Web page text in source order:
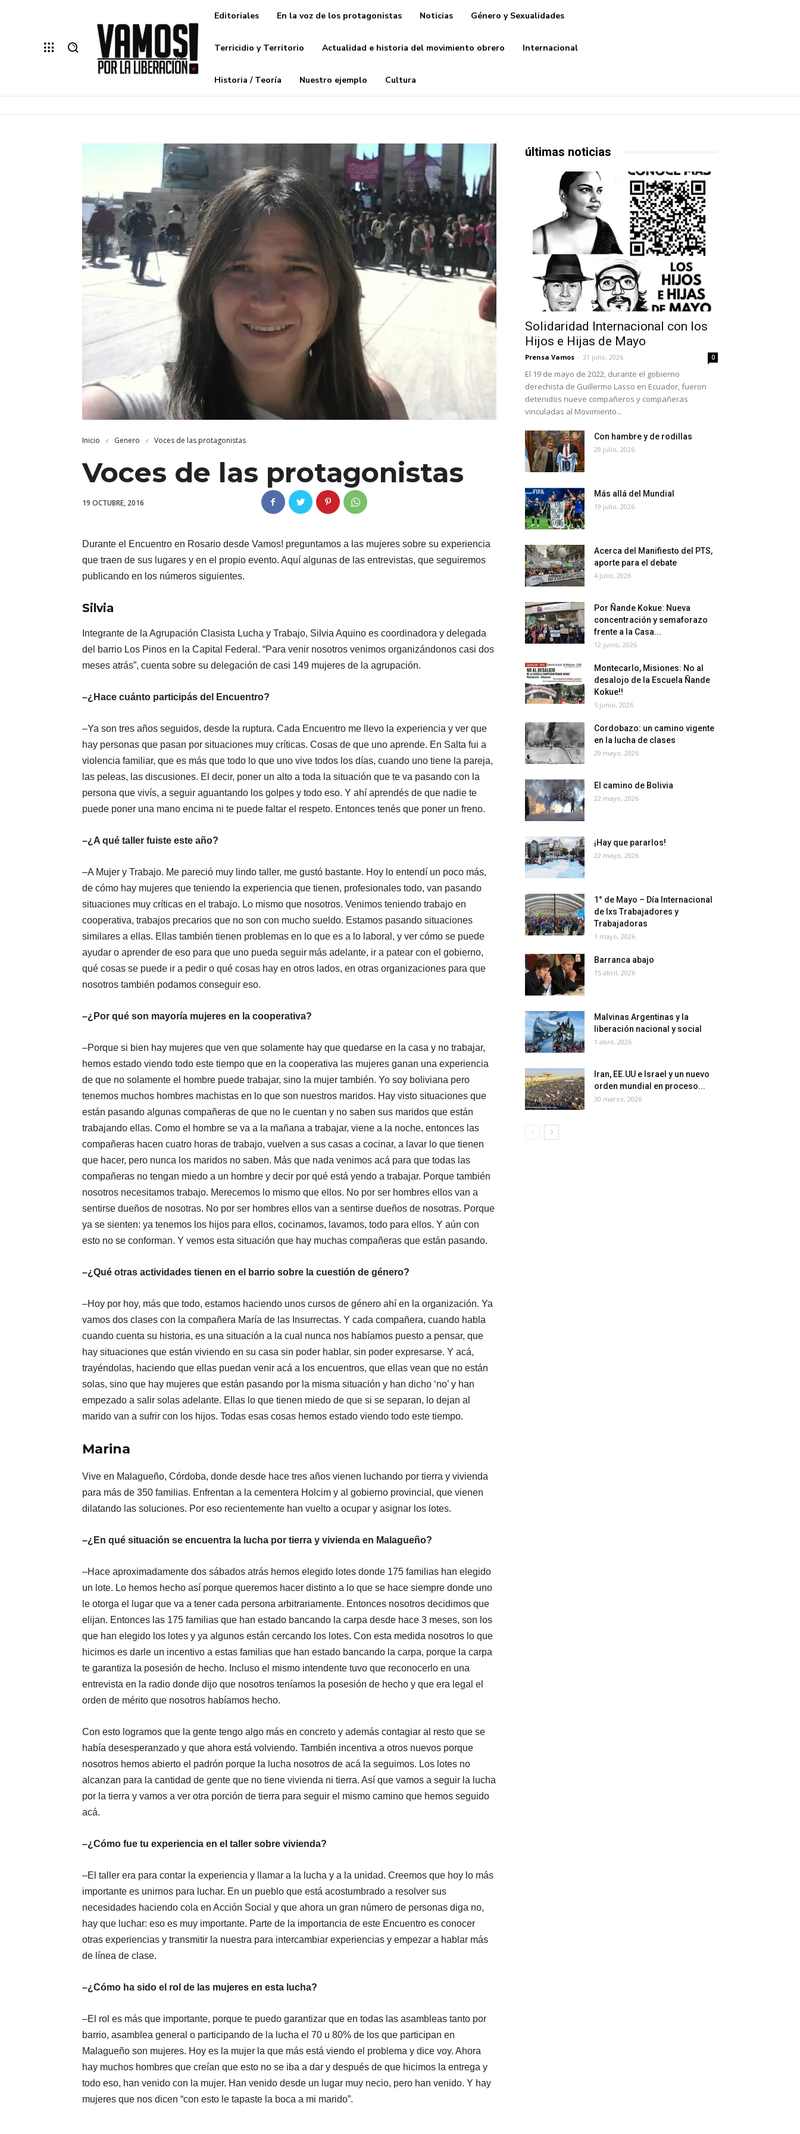
Editoriales En la voz de los protagonistas Noticias Género y Sexualidades
Terricidio y Territorio Actualidad e historia del movimiento obrero Internacional
Historia / Teoría Nuestro ejemplo Cultura
Inicio Genero Voces de las protagonistas
Voces de las protagonistas
19 OCTUBRE, 2016
Durante el Encuentro en Rosario desde Vamos! preguntamos a las mujeres sobre su experiencia
que traen de sus lugares y en el propio evento. Aquí algunas de las entrevistas, que seguiremos
publicando en los números siguientes.
Silvia
Integrante de la Agrupación Clasista Lucha y Trabajo, Silvia Aquino es coordinadora y delegada
del barrio Los Pinos en la Capital Federal. “Para venir nosotros venimos organizándonos casi dos
meses atrás”, cuenta sobre su delegación de casi 149 mujeres de la agrupación.
–¿Hace cuánto participás del Encuentro?
–Ya son tres años seguidos, desde la ruptura. Cada Encuentro me llevo la experiencia y ver que
hay personas que pasan por situaciones muy críticas. Cosas de que uno aprende. En Salta fui a
violencia familiar, que es más que todo lo que uno vive todos los días, cuando uno tiene la pareja,
las peleas, las discusiones. El decir, poner un alto a toda la situación que te va pasando con la
persona que vivís, a seguir aguantando los golpes y todo eso. Y ahí aprendés de que nadie te
puede poner una mano encima ni te puede faltar el respeto. Entonces tenés que poner un freno.
–¿A qué taller fuiste este año?
–A Mujer y Trabajo. Me pareció muy lindo taller, me gustó bastante. Hoy lo entendí un poco más,
de cómo hay mujeres que teniendo la experiencia que tienen, profesionales todo, van pasando
situaciones muy críticas en el trabajo. Lo mismo que nosotros. Venimos teniendo trabajo en
cooperativa, trabajos precarios que no son con mucho sueldo. Estamos pasando situaciones
similares a ellas. Ellas también tienen problemas en lo que es a lo laboral, y ver cómo se puede
ayudar o aprender de eso para que uno pueda seguir más adelante, ir a patear con el gobierno,
qué cosas se puede ir a pedir o qué cosas hay en otros lados, en otras organizaciones para que
nosotros también podamos conseguir eso.
–¿Por qué son mayoría mujeres en la cooperativa?
–Porque si bien hay mujeres que ven que solamente hay que quedarse en la casa y no trabajar,
hemos estado viendo todo este tiempo que en la cooperativa las mujeres ganan una experiencia
de que no solamente el hombre puede trabajar, sino la mujer también. Yo soy boliviana pero
tenemos muchos hombres machistas en lo que son nuestros maridos. Hay visto situaciones que
están pasando algunas compañeras de que no le cuentan y no saben sus maridos que están
trabajando ellas. Como el hombre se va a la mañana a trabajar, viene a la noche, entonces las
compañeras hacen cuatro horas de trabajo, vuelven a sus casas a cocinar, a lavar lo que tienen
que hacer, pero nunca los maridos no saben. Más que nada venimos acá para que todas las
compañeras no tengan miedo a un hombre y decir por qué está yendo a trabajar. Porque también
nosotros necesitamos trabajo. Merecemos lo mismo que ellos. No por ser hombres ellos van a
sentirse dueños de nosotras. No por ser hombres ellos van a sentirse dueños de nosotras. Porque
ya se sienten: ya tenemos los hijos para ellos, cocinamos, lavamos, todo para ellos. Y aún con
esto no se conforman. Y vemos esta situación que hay muchas compañeras que están pasando.
–¿Qué otras actividades tienen en el barrio sobre la cuestión de género?
–Hoy por hoy, más que todo, estamos haciendo unos cursos de género ahí en la organización. Ya
vamos dos clases con la compañera María de las Insurrectas. Y cada compañera, cuando habla
cuando cuenta su historia, es una situación a la cual nunca nos habíamos puesto a pensar, que
hay situaciones que están viviendo en su casa sin poder hablar, sin poder expresarse. Y acá,
trayéndolas, haciendo que ellas puedan venir acá a los encuentros, que ellas vean que no están
solas, sino que hay mujeres que están pasando por la misma situación y han dicho ‘no’ y han
empezado a salir solas adelante. Ellas lo que tienen miedo de que si se separan, lo dejan al
marido van a sufrir con los hijos. Todas esas cosas hemos estado viendo todo este tiempo.
Marina
Vive en Malagueño, Córdoba, donde desde hace tres años vienen luchando por tierra y vivienda
para más de 350 familias. Enfrentan a la cementera Holcim y al gobierno provincial, que vienen
dilatando las soluciones. Por eso recientemente han vuelto a ocupar y asignar los lotes.
–¿En qué situación se encuentra la lucha por tierra y vivienda en Malagueño?
–Hace aproximadamente dos sábados atrás hemos elegido lotes donde 175 familias han elegido
un lote. Lo hemos hecho así porque queremos hacer distinto a lo que se hace siempre donde uno
le otorga el lugar que va a tener cada persona arbitrariamente. Entonces nosotros decidimos que
elijan. Entonces las 175 familias que han estado bancando la carpa desde hace 3 meses, son los
que han elegido los lotes y ya algunos están cercando los lotes. Con esta medida nosotros lo que
hicimos es darle un incentivo a estas familias que han estado bancando la carpa, porque la carpa
te garantiza la posesión de hecho. Incluso el mismo intendente tuvo que reconocerlo en una
entrevista en la radio donde dijo que nosotros teníamos la posesión de hecho y que era legal el
orden de mérito que nosotros habíamos hecho.
Con esto logramos que la gente tengo algo más en concreto y además contagiar al resto que se
había desesperanzado y que ahora está volviendo. También incentiva a otros nuevos porque
nosotros hemos abierto el padrón porque la lucha nosotros de acá la seguimos. Los lotes no
alcanzan para la cantidad de gente que no tiene vivienda ni tierra. Así que vamos a seguir la lucha
por la tierra y vamos a ver otra porción de tierra para seguir el mismo camino que hemos seguido
acá.
–¿Cómo fue tu experiencia en el taller sobre vivienda?
–El taller era para contar la experiencia y llamar a la lucha y a la unidad. Creemos que hoy lo más
importante es unirnos para luchar. En un pueblo que está acostumbrado a resolver sus
necesidades haciendo cola en Acción Social y que ahora un gran número de personas diga no,
hay que luchar: eso es muy importante. Parte de la importancia de este Encuentro es conocer
otras experiencias y transmitir la nuestra para intercambiar experiencias y empezar a hablar más
de línea de clase.
–¿Cómo ha sido el rol de las mujeres en esta lucha?
–El rol es más que importante, porque te puedo garantizar que en todas las asambleas tanto por
barrio, asamblea general o participando de la lucha el 70 u 80% de los que participan en
Malagueño son mujeres. Hoy es la mujer la que más está viendo el problema y dice voy. Ahora
hay muchos hombres que creían que esto no se iba a dar y después de que hicimos la entrega y
todo eso, han venido con la mujer. Han venido desde un lugar muy necio, pero han venido. Y hay
mujeres que nos dicen “con esto le tapaste la boca a mi marido”.
últimas noticias
Solidaridad Internacional con los
Hijos e Hijas de Mayo
Prensa Vamos - 31 julio, 2026 0
El 19 de mayo de 2022, durante el gobierno
derechista de Guillermo Lasso en Ecuador, fueron
detenidos nueve compañeros y compañeras
vinculadas al Movimiento...
Con hambre y de rodillas
28 julio, 2026
Más allá del Mundial
19 julio, 2026
Acerca del Manifiesto del PTS,
aporte para el debate
4 julio, 2026
Por Ñande Kokue: Nueva
concentración y semaforazo
frente a la Casa...
12 junio, 2026
Montecarlo, Misiones: No al
desalojo de la Escuela Ñande
Kokue!!
5 junio, 2026
Cordobazo: un camino vigente
en la lucha de clases
29 mayo, 2026
El camino de Bolivia
22 mayo, 2026
¡Hay que pararlos!
22 mayo, 2026
1° de Mayo – Día Internacional
de lxs Trabajadores y
Trabajadoras
1 mayo, 2026
Barranca abajo
15 abril, 2026
Malvinas Argentinas y la
liberación nacional y social
1 abril, 2026
Iran, EE.UU e Israel y un nuevo
orden mundial en proceso...
30 marzo, 2026